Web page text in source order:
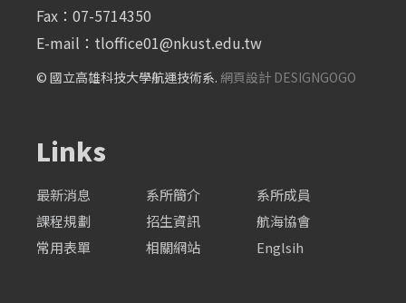
Fax：07-5714350
E-mail： tloffice01@nkust.edu.tw
© 國立高雄科技大學航運技術系. 網頁設計 DESIGNGOGO
Links
最新消息 系所簡介
系所成員
課程規劃
招生資訊
航海協會
常用表單
相關網站 Englsih